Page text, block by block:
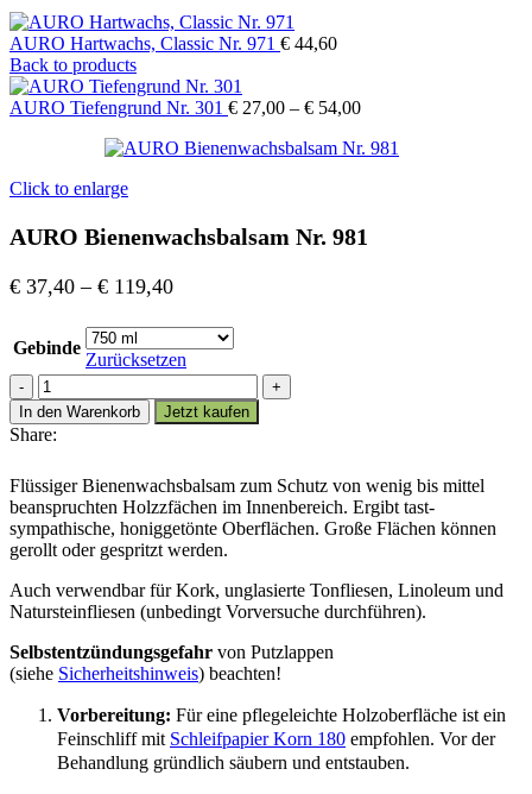
AURO Hartwachs, Classic Nr. 971 € 44,60
Back to products
AURO Tiefengrund Nr. 301 € 27,00 – € 54,00
Click to enlarge
AURO Bienenwachsbalsam Nr. 981
€ 37,40 – € 119,40
Gebinde
Zurücksetzen
AURO
Bienenwachsbalsam
Nr.
981
In den Warenkorb Jetzt kaufen
Share:
Flüssiger Bienenwachsbalsam zum Schutz von wenig bis mittel
beanspruchten Holzzfächen im Innenbereich. Ergibt tast-
sympathische, honiggetönte Oberflächen. Große Flächen können
gerollt oder gespritzt werden.
Auch verwendbar für Kork, unglasierte Tonfliesen, Linoleum und
Natursteinfliesen (unbedingt Vorversuche durchführen).
Selbstentzündungsgefahr von Putzlappen
(siehe Sicherheitshinweis) beachten!
Vorbereitung: Für eine pflegeleichte Holzoberfläche ist ein
Feinschliff mit Schleifpapier Korn 180 empfohlen. Vor der
Behandlung gründlich säubern und entstauben.